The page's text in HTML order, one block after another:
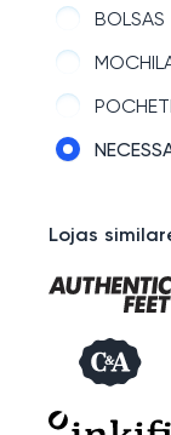
BOLSAS
Lojas